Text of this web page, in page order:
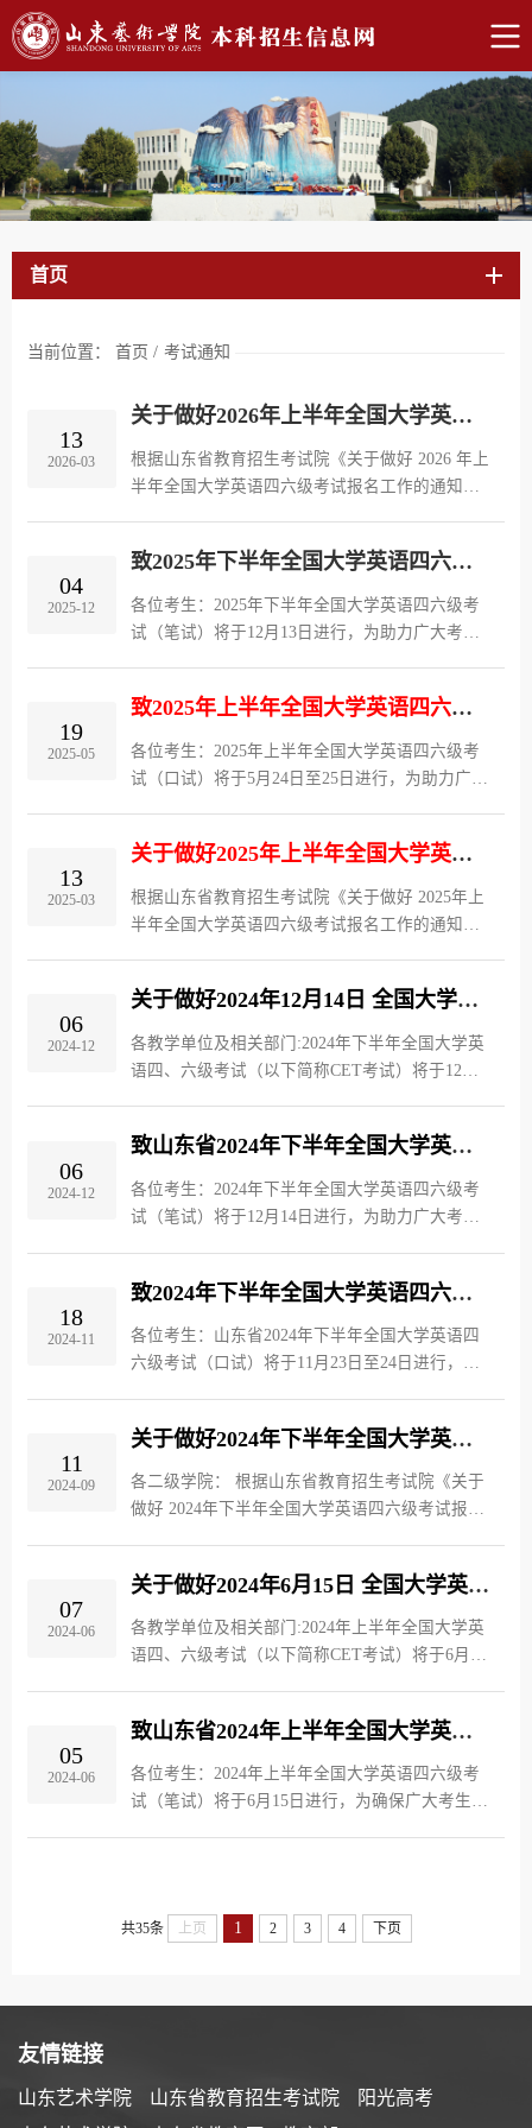
首页
当前位置： 首页 / 考试通知
13
2026-03
关于做好2026年上半年全国大学英语四六级考试报名及相关工作的通知
根据山东省教育招生考试院《关于做好 2026 年上
半年全国大学英语四六级考试报名工作的通知》
半年全国大学英语考试（笔...
04
2025-12
致2025年下半年全国大学英语四六级考试（笔试）考生的一封信
各位考生：2025年下半年全国大学英语四六级考
试（笔试）将于12月13日进行，为助力广大考生
可于12月5日9:00至13日17:25登...
19
2025-05
致2025年上半年全国大学英语四六级考试（口试）考生的一封信
各位考生：2025年上半年全国大学英语四六级考
试（口试）将于5月24日至25日进行，为助力广大
证。考生可于5月20日9：00至5月25...
13
2025-03
关于做好2025年上半年全国大学英语四六级考试报名及相关工作的通知
根据山东省教育招生考试院《关于做好 2025年上
半年全国大学英语四六级考试报名工作的通知》
年全国大学英语考试（笔试）将...
06
2024-12
关于做好2024年12月14日 全国大学英语四六级考试（笔试）工作的通知
各教学单位及相关部门:2024年下半年全国大学英
语四、六级考试（以下简称CET考试）将于12月
通知》（鲁招考〔2024〕42号）...
06
2024-12
致山东省2024年下半年全国大学英语四六级考试（笔试）考生的一封信
各位考生：2024年下半年全国大学英语四六级考
试（笔试）将于12月14日进行，为助力广大考生
可于12月6日9:00至12月14日17:2...
18
2024-11
致2024年下半年全国大学英语四六级考试（口试）考生的一封信
各位考生：山东省2024年下半年全国大学英语四
六级考试（口试）将于11月23日至24日进行，为
准考证。考生可于2024年11月12...
11
2024-09
关于做好2024年下半年全国大学英语四六级考试报名及相关工作的通知
各二级学院： 根据山东省教育招生考试院《关于
做好 2024年下半年全国大学英语四六级考试报名
行，2024年下半年全国大学英语...
07
2024-06
关于做好2024年6月15日 全国大学英语四六级考试（笔试）工作的通知
各教学单位及相关部门:2024年上半年全国大学英
语四、六级考试（以下简称CET考试）将于6月15
知》（鲁招考〔2024〕16号）文...
05
2024-06
致山东省2024年上半年全国大学英语四六级考试（笔试）考生的一封信
各位考生：2024年上半年全国大学英语四六级考
试（笔试）将于6月15日进行，为确保广大考生考
共35条 上页 1 2 3 4 下页
友情链接
山东艺术学院 山东省教育招生考试院
阳光高考